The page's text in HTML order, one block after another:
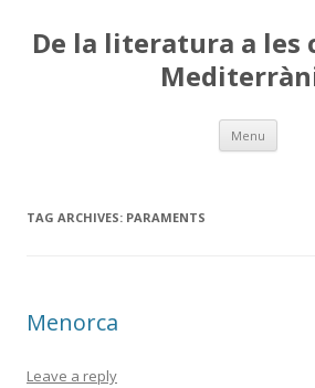
De la literatura a les
Menu Skip
TAG ARCHIVES: PARAMENTS
Menorca
Leave a reply